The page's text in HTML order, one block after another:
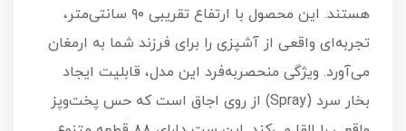
هستند. این محصول با ارتفاع تقریبی ۹۰ سانتی‌متر،
تجربه‌ای واقعی از آشپزی را برای فرزند شما به ارمغان
می‌آورد. ویژگی منحصربه‌فرد این مدل، قابلیت ایجاد
بخار سرد (Spray) از روی اجاق است که حس پخت‌وپز